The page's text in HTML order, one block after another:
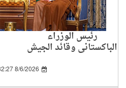
رئيس الوزراء
الباكستاني وقائد الجيش
التعاون بين الدولتين8/6/2026 9:32:27 PM